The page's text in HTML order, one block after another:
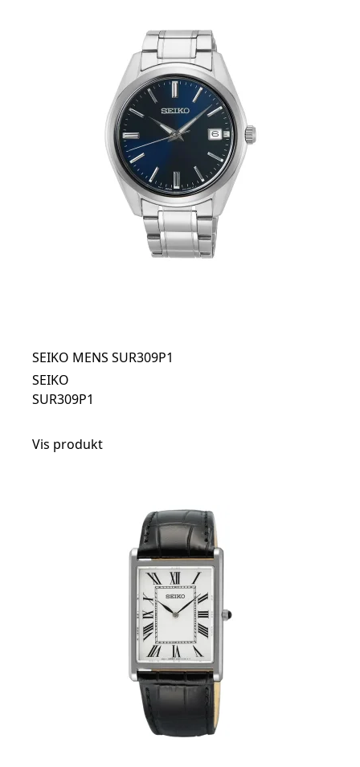
SEIKO MENS SUR309P1
SEIKO
SUR309P1
Vis produkt